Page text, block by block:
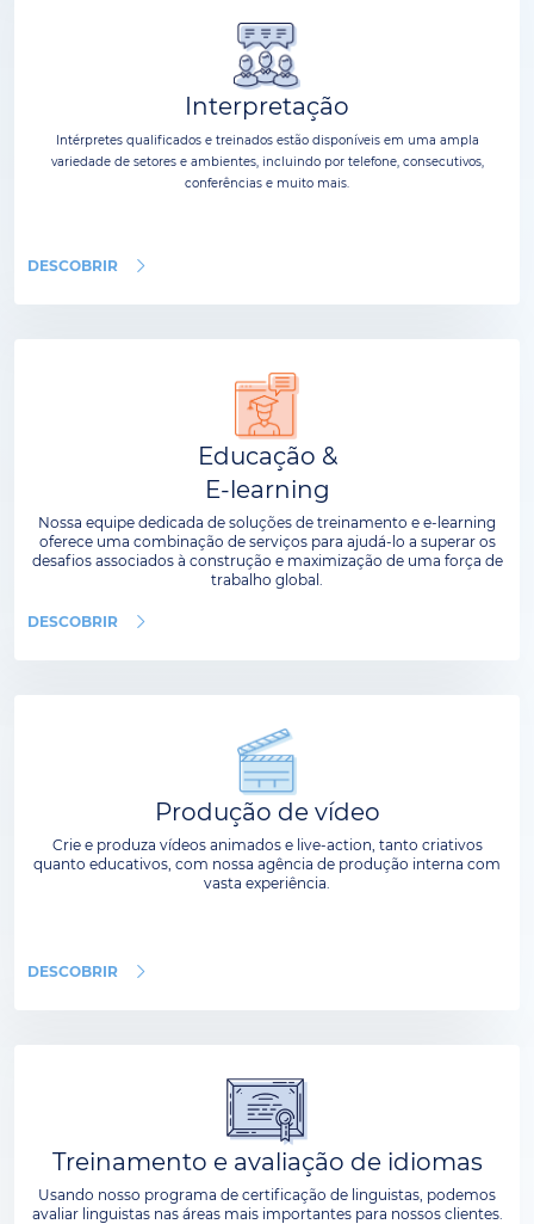
Interpretação
Intérpretes qualificados e treinados estão disponíveis em uma ampla
variedade de setores e ambientes, incluindo por telefone, consecutivos,
conferências e muito mais.
DESCOBRIR
Educação &
E-learning
Nossa equipe dedicada de soluções de treinamento e e-learning
oferece uma combinação de serviços para ajudá-lo a superar os
desafios associados à construção e maximização de uma força de
trabalho global.
DESCOBRIR
Produção de vídeo
Crie e produza vídeos animados e live-action, tanto criativos
quanto educativos, com nossa agência de produção interna com
vasta experiência.
DESCOBRIR
Treinamento e avaliação de idiomas
Usando nosso programa de certificação de linguistas, podemos
avaliar linguistas nas áreas mais importantes para nossos clientes.